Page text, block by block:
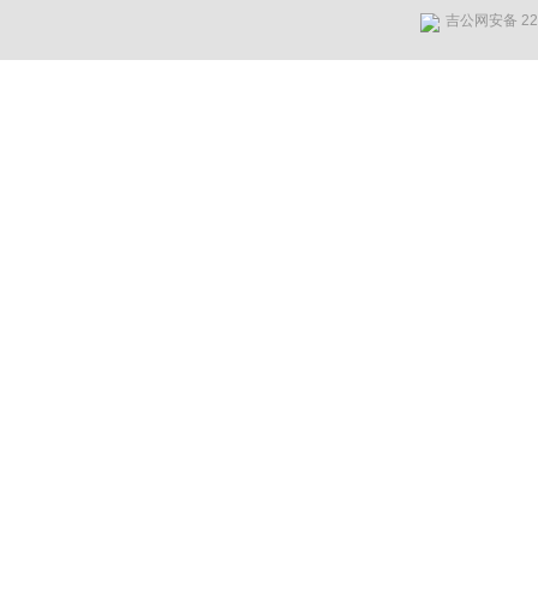
吉公网安备